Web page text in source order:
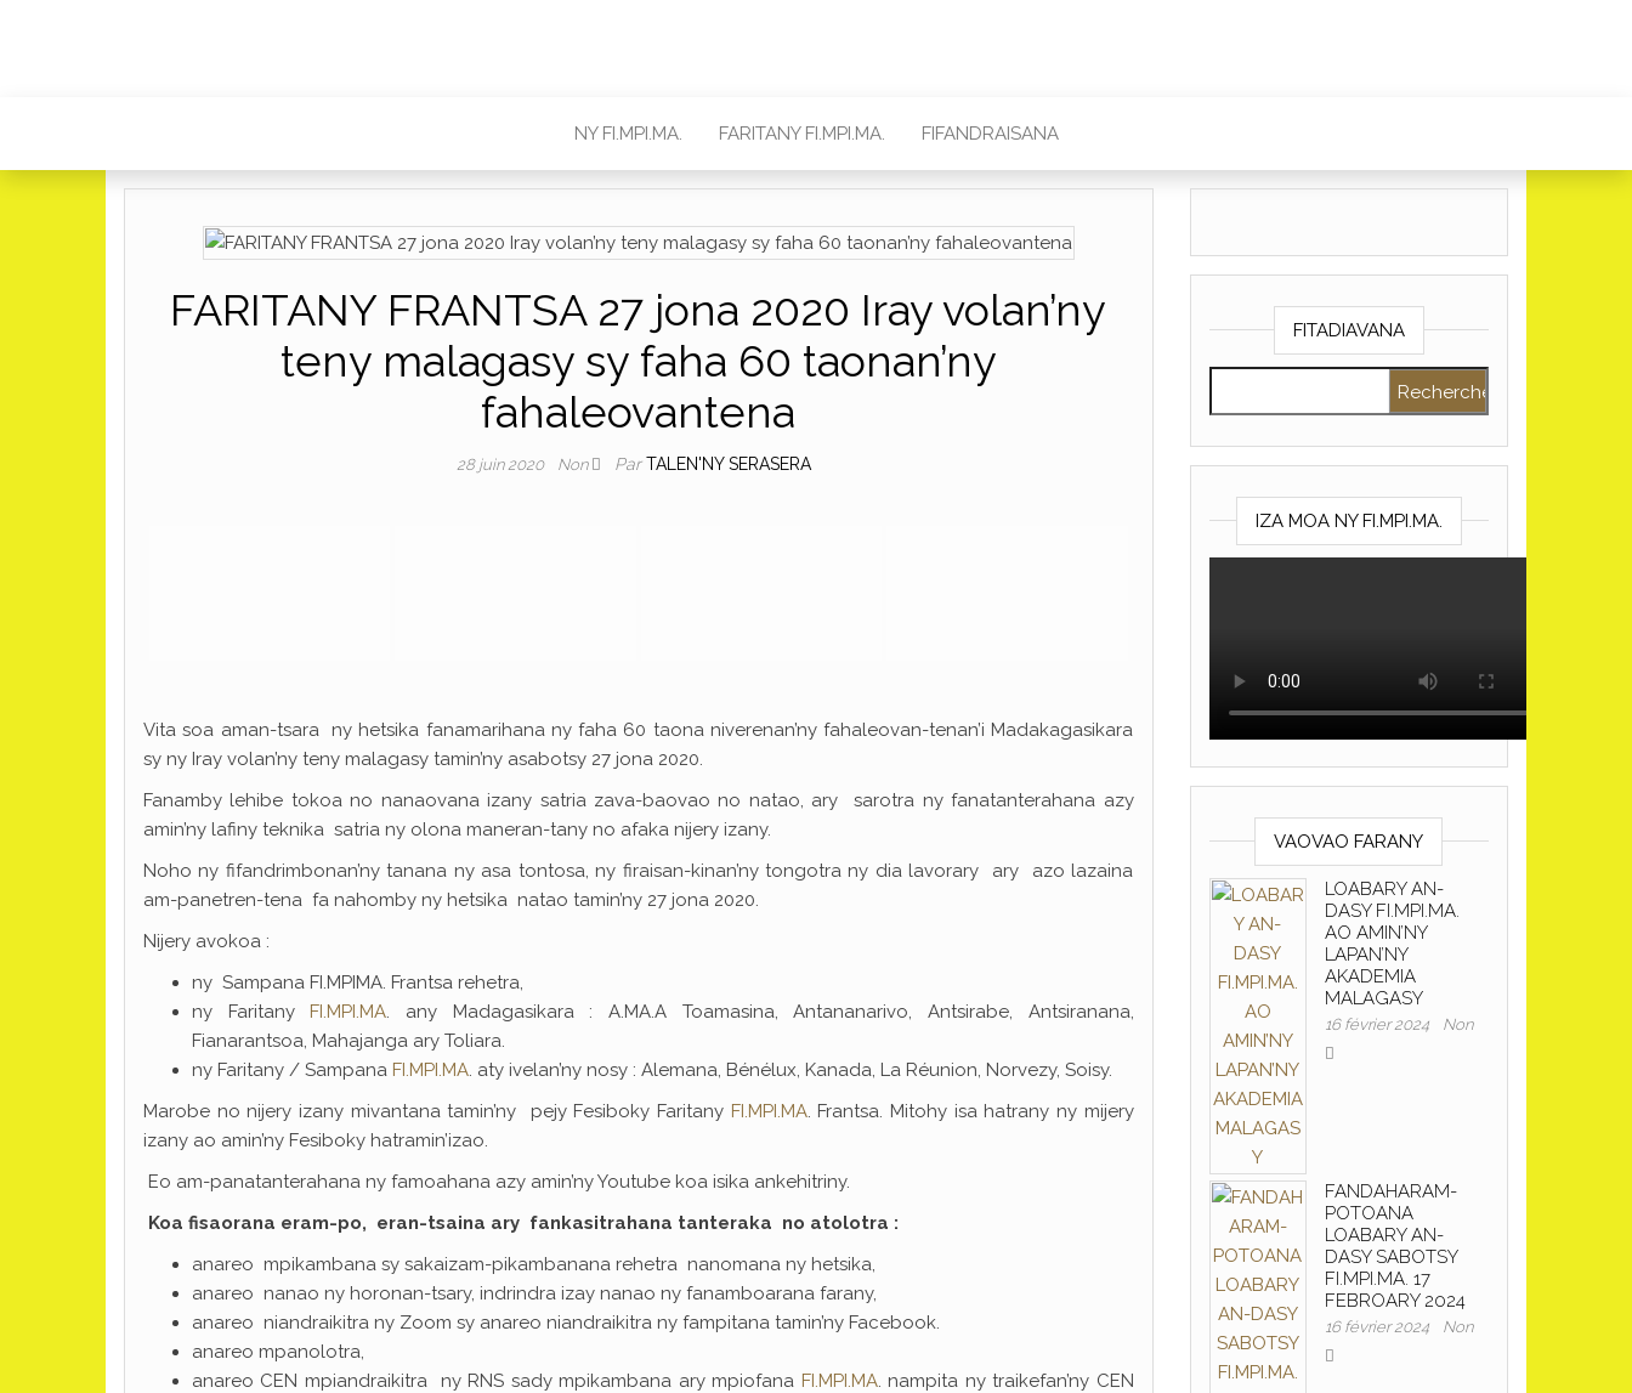
NY FI.MPI.MA. FARITANY FI.MPI.MA. FIFANDRAISANA
FARITANY FRANTSA 27 jona 2020 Iray volan’ny
teny malagasy sy faha 60 taonan’ny
fahaleovantena
28 juin 2020 Non ParTALEN'NY SERASERA
Vita soa aman-tsara ny hetsika fanamarihana ny faha 60 taona niverenan’ny fahaleovan-tenan’i Madakagasikara
sy ny Iray volan’ny teny malagasy tamin’ny asabotsy 27 jona 2020.
Fanamby lehibe tokoa no nanaovana izany satria zava-baovao no natao, ary sarotra ny fanatanterahana azy
amin’ny lafiny teknika satria ny olona maneran-tany no afaka nijery izany.
Noho ny fifandrimbonan’ny tanana ny asa tontosa, ny firaisan-kinan’ny tongotra ny dia lavorary ary azo lazaina
am-panetren-tena fa nahomby ny hetsika natao tamin’ny 27 jona 2020.
Nijery avokoa :
ny Sampana FI.MPIMA. Frantsa rehetra,
ny Faritany FI.MPI.MA. any Madagasikara : A.MA.A Toamasina, Antananarivo, Antsirabe, Antsiranana,
Fianarantsoa, Mahajanga ary Toliara.
ny Faritany / Sampana FI.MPI.MA. aty ivelan’ny nosy : Alemana, Bénélux, Kanada, La Réunion, Norvezy, Soisy.
Marobe no nijery izany mivantana tamin’ny pejy Fesiboky Faritany FI.MPI.MA. Frantsa. Mitohy isa hatrany ny mijery
izany ao amin’ny Fesiboky hatramin’izao.
Eo am-panatanterahana ny famoahana azy amin’ny Youtube koa isika ankehitriny.
Koa fisaorana eram-po, eran-tsaina ary fankasitrahana tanteraka no atolotra :
anareo mpikambana sy sakaizam-pikambanana rehetra nanomana ny hetsika,
anareo nanao ny horonan-tsary, indrindra izay nanao ny fanamboarana farany,
anareo niandraikitra ny Zoom sy anareo niandraikitra ny fampitana tamin’ny Facebook.
anareo mpanolotra,
anareo CEN mpiandraikitra ny RNS sady mpikambana ary mpiofana FI.MPI.MA. nampita ny traikefan’ny CEN
FITADIAVANA
IZA MOA NY FI.MPI.MA.
VAOVAO FARANY
LOABARY AN-
DASY FI.MPI.MA.
AO AMIN’NY
LAPAN’NY
AKADEMIA
MALAGASY
16 février 2024 Non
FANDAHARAM-
POTOANA
LOABARY AN-
DASY SABOTSY
FI.MPI.MA. 17
FEBROARY 2024
16 février 2024 Non